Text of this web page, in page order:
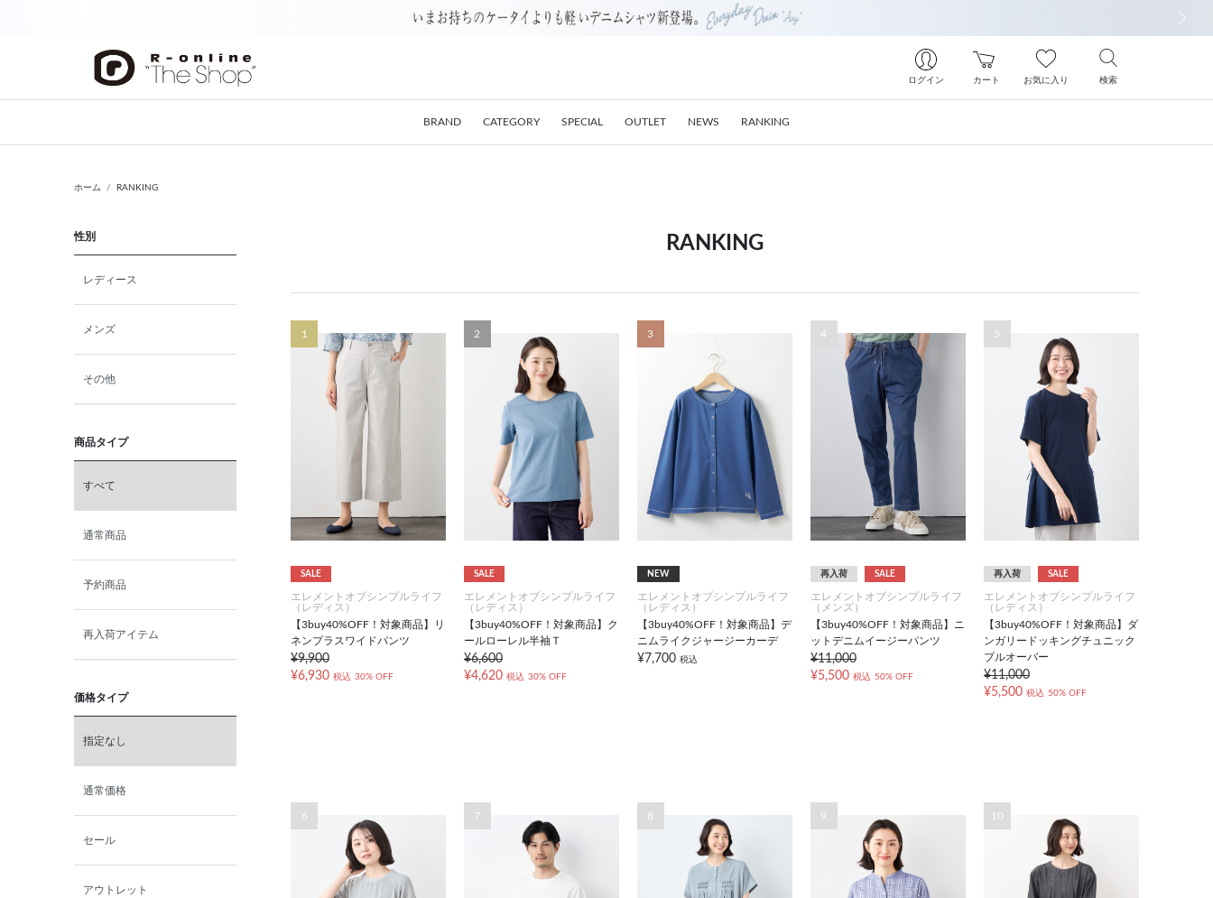
ログイン カート お気に入り 検索
BRAND CATEGORY SPECIAL OUTLET NEWS RANKING
ホーム RANKING
性別
レディース
メンズ
その他
商品タイプ
すべて
通常商品
予約商品
再入荷アイテム
価格タイプ
指定なし
通常価格
セール
アウトレット
RANKING
1
SALE
エレメントオブシンプルライフ
（レディス）
【3buy40%OFF！対象商品】リ
ネンプラスワイドパンツ
¥9,900
¥6,930 税込 30% OFF
2
SALE
エレメントオブシンプルライフ
（レディス）
【3buy40%OFF！対象商品】ク
ールローレル半袖Ｔ
¥6,600
¥4,620 税込 30% OFF
3
NEW
エレメントオブシンプルライフ
（レディス）
【3buy40%OFF！対象商品】デ
ニムライクジャージーカーデ
¥7,700 税込
4
再入荷 SALE
エレメントオブシンプルライフ
（メンズ）
【3buy40%OFF！対象商品】ニ
ットデニムイージーパンツ
¥11,000
¥5,500 税込 50% OFF
5
再入荷 SALE
エレメントオブシンプルライフ
（レディス）
【3buy40%OFF！対象商品】ダ
ンガリードッキングチュニック
プルオーバー
¥11,000
¥5,500 税込 50% OFF
6 7 8 9 10